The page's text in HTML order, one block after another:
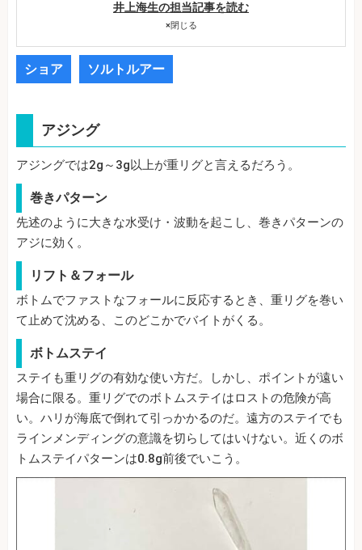
井上海生の担当記事を読む
×閉じる
ショア ソルトルアー
アジング
アジングでは2g～3g以上が重リグと言えるだろう。
巻きパターン
先述のように大きな水受け・波動を起こし、巻きパターンの
アジに効く。
リフト＆フォール
ボトムでファストなフォールに反応するとき、重リグを巻い
て止めて沈める、このどこかでバイトがくる。
ボトムステイ
ステイも重リグの有効な使い方だ。しかし、ポイントが遠い
場合に限る。重リグでのボトムステイはロストの危険が高
い。ハリが海底で倒れて引っかかるのだ。遠方のステイでも
ラインメンディングの意識を切らしてはいけない。近くのボ
トムステイパターンは0.8g前後でいこう。